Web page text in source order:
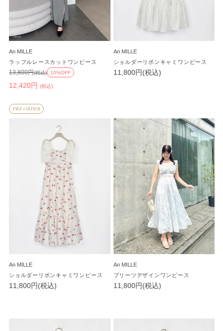
An MILLE
ラッフルレースカットワンピース
12,420円 (税込)
13,800円(税込) 10%OFF
An MILLE
ショルダーリボンキャミワンピース
11,800円(税込)
PRE ORDER
An MILLE
ショルダーリボンキャミワンピース
11,800円(税込)
An MILLE
プリーツデザインワンピース
11,800円(税込)